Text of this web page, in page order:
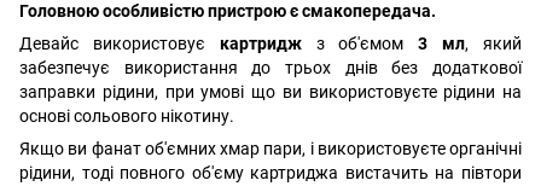
Головною особливістю пристрою є смакопередача.
Девайс використовує картридж з об'ємом3 мл, який
забезпечує використання до трьох днів без додаткової
заправки рідини, при умові що ви використовуєте рідини на
основі сольового нікотину.
Якщо ви фанат об'ємних хмар пари, і використовуєте органічні
рідини, тоді повного об'єму картриджа вистачить на півтори